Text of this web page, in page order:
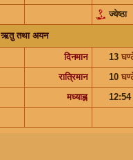
ज्येष्ठा
ऋतु तथा अयन
दिनमान 13
रात्रिमान 10
मध्याह्न
12:54